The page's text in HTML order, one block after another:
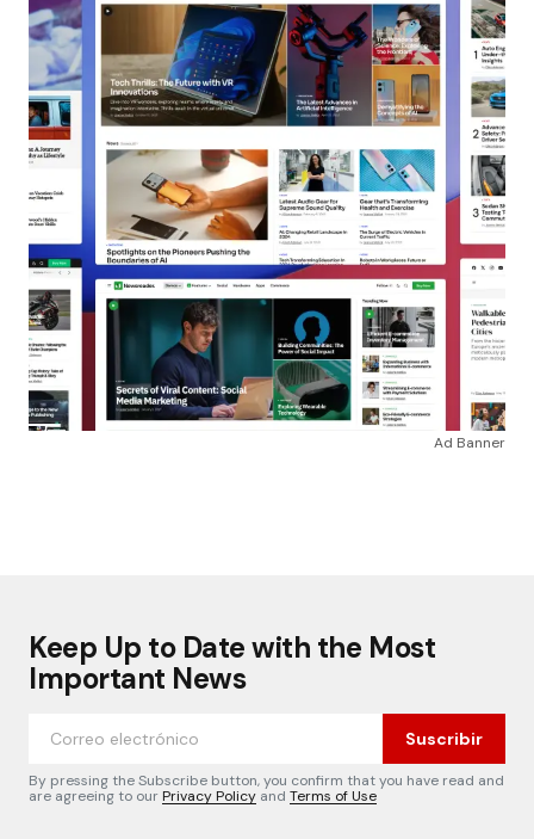
Ad Banner
Keep Up to Date with the Most
Important News
Suscribir
By pressing the Subscribe button, you confirm that you have read and
are agreeing to ourPrivacy Policy and Terms of Use